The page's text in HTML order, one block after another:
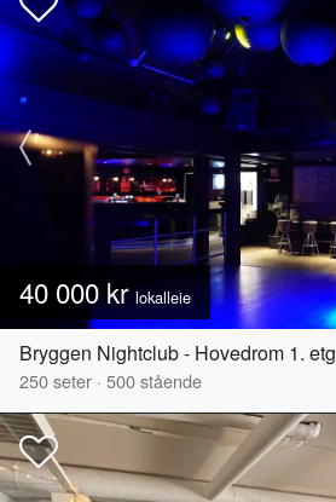
40 000 krlokalleie
Bryggen Nightclub - Hovedrom 1. etg
250seter · 500stående